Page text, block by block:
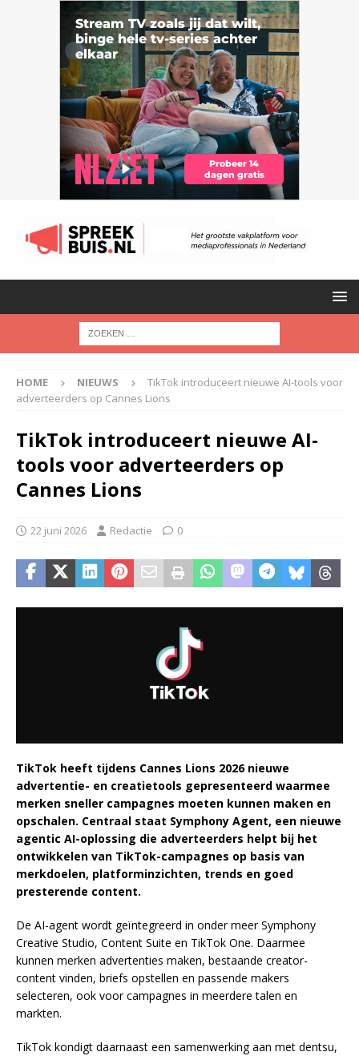
HOME NIEUWS
TikTok introduceert nieuwe AI-tools voor
adverteerders op Cannes Lions
TikTok introduceert nieuwe AI-
tools voor adverteerders op
Cannes Lions
22 juni 2026 Redactie 0
TikTok heeft tijdens Cannes Lions 2026 nieuwe
advertentie- en creatietools gepresenteerd waarmee
merken sneller campagnes moeten kunnen maken en
opschalen. Centraal staat Symphony Agent, een nieuwe
agentic AI-oplossing die adverteerders helpt bij het
ontwikkelen van TikTok-campagnes op basis van
merkdoelen, platforminzichten, trends en goed
presterende content.
De AI-agent wordt geïntegreerd in onder meer Symphony
Creative Studio, Content Suite en TikTok One. Daarmee
kunnen merken advertenties maken, bestaande creator-
content vinden, briefs opstellen en passende makers
selecteren, ook voor campagnes in meerdere talen en
markten.
TikTok kondigt daarnaast een samenwerking aan met dentsu,